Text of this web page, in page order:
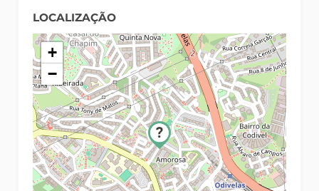
LOCALIZAÇÃO
+
−